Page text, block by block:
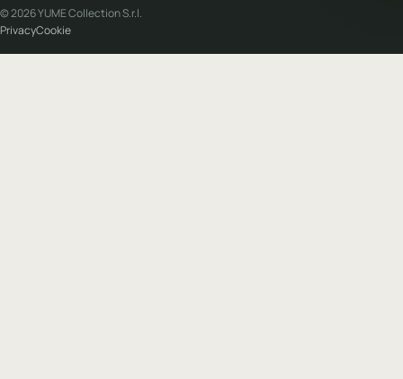
© 2026 YUME Collection S.r.l.
PrivacyCookie